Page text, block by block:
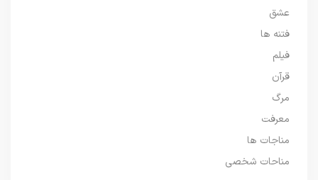
عشق
فتنه ها
فیلم
قرآن
مرگ
معرفت
مناجات ها
مناحات شخصی